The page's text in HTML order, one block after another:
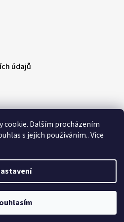
cookie. Dalším procházením
s jejich používáním.. Více
údajů
Shoptet
. Všechna práva vyhrazena.